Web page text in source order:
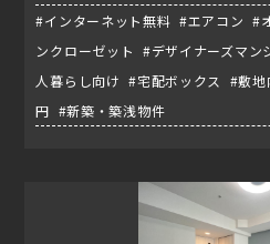
#インターネット無料 #エアコン #
ンクローゼット #デザイナーズマ
人暮らし向け #宅配ボックス #敷
円 #新築・築浅物件